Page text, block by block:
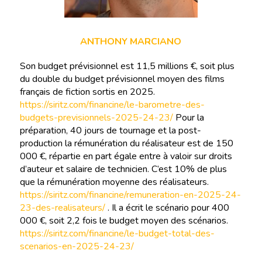
ANTHONY MARCIANO
Son budget prévisionnel est 11,5 millions €, soit plus
du double du budget prévisionnel moyen des films
français de fiction sortis en 2025.
https://siritz.com/financine/le-barometre-des-
budgets-previsionnels-2025-24-23/Pour la
préparation, 40 jours de tournage et la post-
production la rémunération du réalisateur est de 150
000 €, répartie en part égale entre à valoir sur droits
d’auteur et salaire de technicien. C’est 10% de plus
que la rémunération moyenne des réalisateurs.
https://siritz.com/financine/remuneration-en-2025-24-
23-des-realisateurs/. Il a écrit le scénario pour 400
000 €, soit 2,2 fois le budget moyen des scénarios.
https://siritz.com/financine/le-budget-total-des-
scenarios-en-2025-24-23/